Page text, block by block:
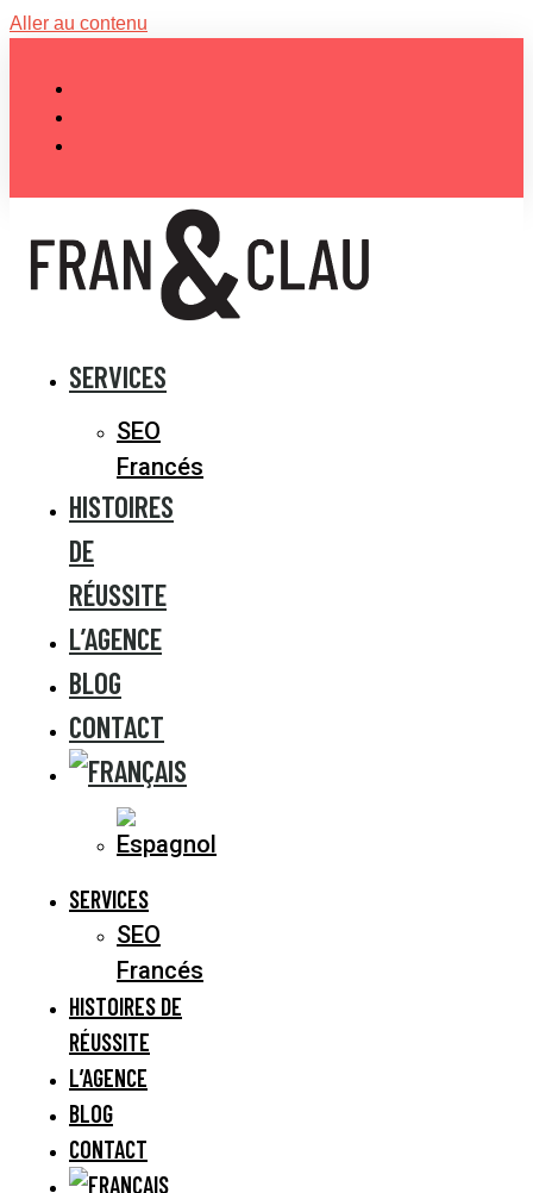
Aller au contenu
SERVICES
SEO
Francés
HISTOIRES
DE
RÉUSSITE
L’AGENCE
BLOG
CONTACT
SERVICES
SEO
Francés
HISTOIRES DE
RÉUSSITE
L’AGENCE
BLOG
CONTACT